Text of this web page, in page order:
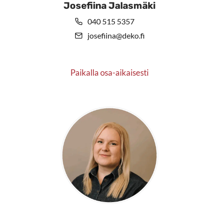
Josefiina Jalasmäki
040 515 5357
josefiina@deko.fi
Paikalla osa-aikaisesti